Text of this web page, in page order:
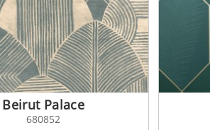
Beirut Palace
680852